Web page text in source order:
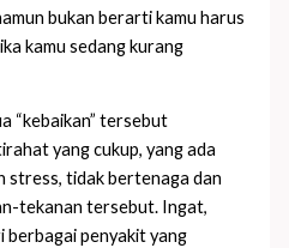
bukan berarti kamu harus
kamu sedang kurang
“kebaikan” tersebut
yang cukup, yang ada
stress, tidak bertenaga dan
tekanan tersebut. Ingat,
berbagai penyakit yang